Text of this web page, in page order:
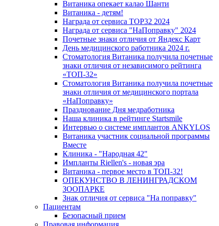
Витаника опекает калао Шанти
Витаника - детям!
Награда от сервиса TOP32 2024
Награда от сервиса "НаПоправку" 2024
Почетные знаки отличия от Яндекс Карт
День медицинского работника 2024 г.
Стоматология Витаника получила почетные
знаки отличия от независимого рейтинга
«ТОП-32»
Стоматология Витаника получила почетные
знаки отличия от медицинского портала
«НаПоправку»
Празднование Дня медработника
Наша клиника в рейтинге Startsmile
Интервью о системе имплантов ANKYLOS
Витаника участник социальной программы
Вместе
Клиника - "Народная 42"
Импланты Riellen's - новая эра
Витаника - первое место в ТОП-32!
ОПЕКУНСТВО В ЛЕНИНГРАДСКОМ
ЗООПАРКЕ
Знак отличия от сервиса "На поправку"
Пациентам
Безопасный прием
Правовая информация